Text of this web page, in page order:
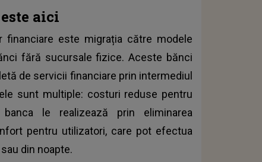
aici
este migrația către modele
fără sucursale fizice. Aceste bănci
de servicii financiare prin intermediul
sunt multiple: costuri reduse pentru
le realizează prin eliminarea
pentru utilizatori, care pot efectua
din noapte.